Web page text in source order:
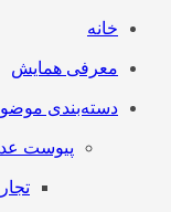
خانه
معرفی همایش
دسته‌بندی
پیوست